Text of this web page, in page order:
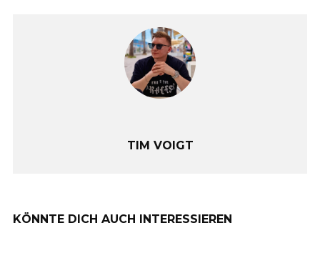
TIM VOIGT
KÖNNTE DICH AUCH INTERESSIEREN